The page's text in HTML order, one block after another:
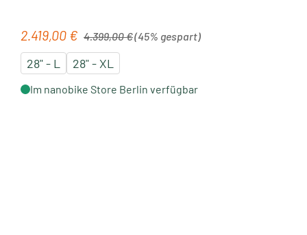
Verkaufspreis:
2.419,00 € Regulärer Preis:
4.399,00 €(45% gespart)
28" - L 28" - XL
Im nanobike Store Berlin verfügbar